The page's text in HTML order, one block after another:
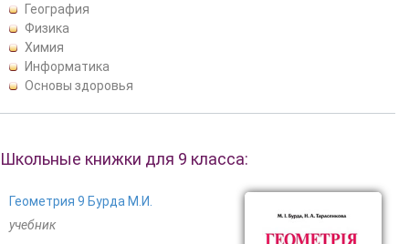
География
Физика
Химия
Информатика
Основы здоровья
Школьные книжки для 9 класса:
Геометрия 9 Бурда М.И.
учебник